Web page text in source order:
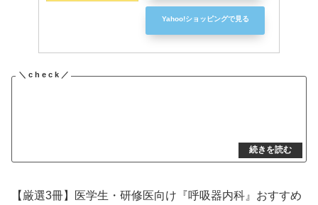
Yahoo!ショッピングで見る
【厳選3冊】医学生・研修医向け『呼吸器内科』おすすめ